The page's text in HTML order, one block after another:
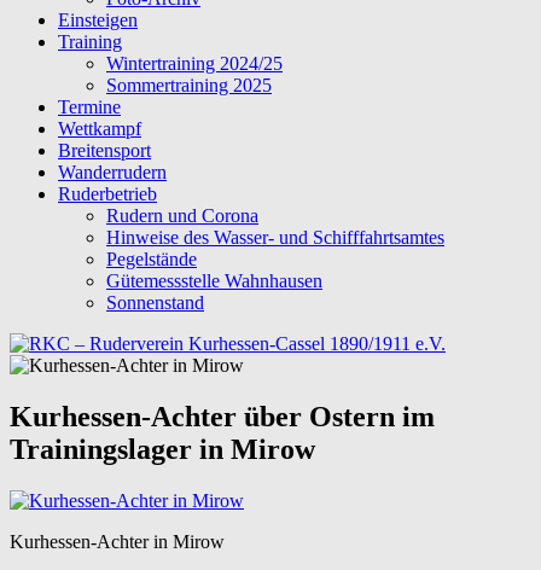
Einsteigen
Training
Wintertraining 2024/25
Sommertraining 2025
Termine
Wettkampf
Breitensport
Wanderrudern
Ruderbetrieb
Rudern und Corona
Hinweise des Wasser- und Schifffahrtsamtes
Pegelstände
Gütemessstelle Wahnhausen
Sonnenstand
Kurhessen-Achter über Ostern im
Trainingslager in Mirow
Kurhessen-Achter in Mirow